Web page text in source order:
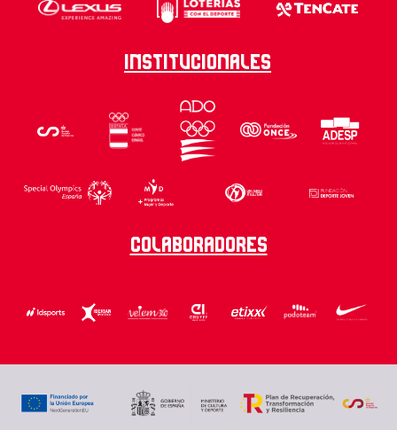
Institucionales
Colaboradores